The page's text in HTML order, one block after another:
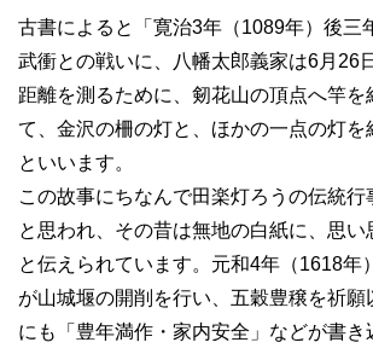
古書によると「寛治3年（1089年）後三
武衝との戦いに、八幡太郎義家は6月26
距離を測るために、剱花山の頂点へ竿を
て、金沢の柵の灯と、ほかの一点の灯を
といいます。
この故事にちなんで田楽灯ろうの伝統
と思われ、その昔は無地の白紙に、思い
と伝えられています。元和4年（1618年
が山城堰の開削を行い、五穀豊穣を祈願
にも「豊年満作・家内安全」などが書き